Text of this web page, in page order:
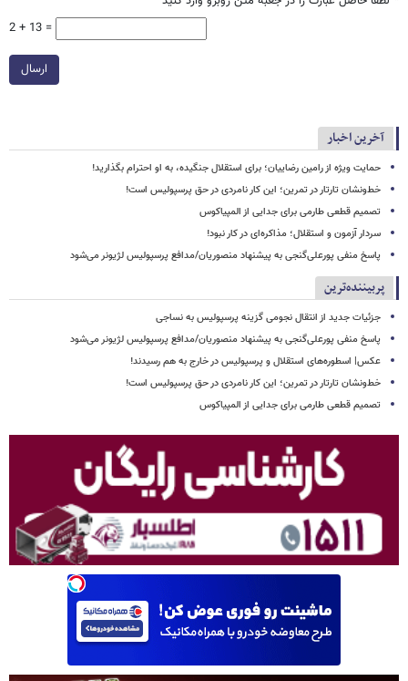
2 + 13 =
ارسال
آخرین اخبار
حمایت ویژه از رامین رضاییان؛ برای استقلال جنگیده، به او احترام بگذارید!
خط‌ونشان تارتار در تمرین؛ این کار نامردی در حق پرسپولیس است!
تصمیم قطعی طارمی برای جدایی از المپیاکوس
سردار آزمون و استقلال؛ مذاکره‌ای در کار نبود!
پاسخ منفی پورعلی‌گنجی به پیشنهاد منصوریان/مدافع پرسپولیس لژیونر می‌شود
پربیننده‌ترین
جزئیات جدید از انتقال نجومی گزینه پرسپولیس به نساجی
پاسخ منفی پورعلی‌گنجی به پیشنهاد منصوریان/مدافع پرسپولیس لژیونر می‌شود
عکس| اسطوره‌های استقلال و پرسپولیس در خارج به هم رسیدند!
خط‌ونشان تارتار در تمرین؛ این کار نامردی در حق پرسپولیس است!
تصمیم قطعی طارمی برای جدایی از المپیاکوس